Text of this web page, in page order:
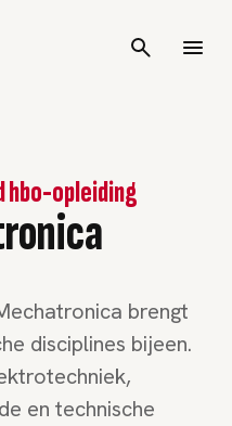
hbo-opleiding
brengt
disciplines bijeen.
en technische